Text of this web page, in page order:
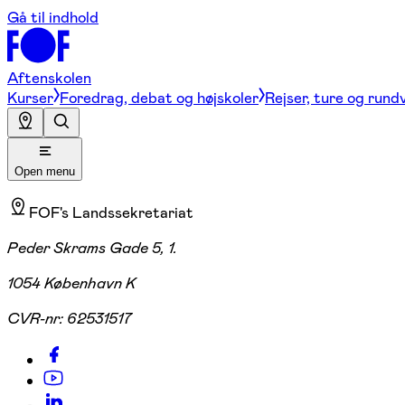
Gå til indhold
Aftenskolen
Kurser Foredrag, debat og højskoler Rejser, ture og
Open menu
FOF's Landssekretariat
Peder Skrams Gade 5, 1.
1054 København K
CVR-nr: 62531517